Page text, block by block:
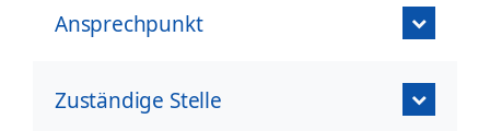
Ansprechpunkt
Zuständige Stelle